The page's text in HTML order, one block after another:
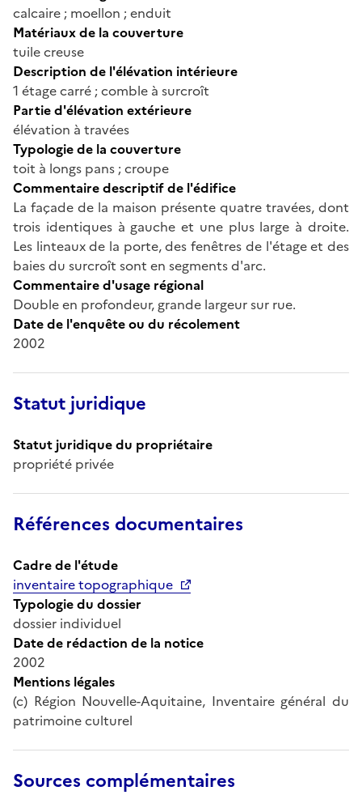
calcaire ; moellon ; enduit
Matériaux de la couverture
tuile creuse
Description de l'élévation intérieure
1 étage carré ; comble à surcroît
Partie d'élévation extérieure
élévation à travées
Typologie de la couverture
toit à longs pans ; croupe
Commentaire descriptif de l'édifice
La façade de la maison présente quatre travées, dont
trois identiques à gauche et une plus large à droite.
Les linteaux de la porte, des fenêtres de l'étage et des
baies du surcroît sont en segments d'arc.
Commentaire d'usage régional
Double en profondeur, grande largeur sur rue.
Date de l'enquête ou du récolement
2002
Statut juridique
Statut juridique du propriétaire
propriété privée
Références documentaires
Cadre de l'étude
inventaire topographique
Typologie du dossier
dossier individuel
Date de rédaction de la notice
2002
Mentions légales
(c) Région Nouvelle-Aquitaine, Inventaire général du
patrimoine culturel
Sources complémentaires